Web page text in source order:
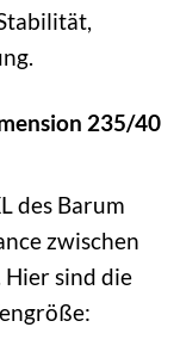
235/40
des Barum
zwischen
sind die